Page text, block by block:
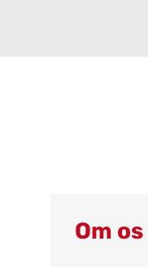
Om os